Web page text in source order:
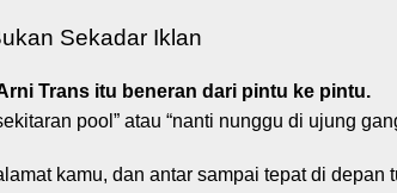
Sekadar Iklan
Trans itu beneran dari pintu ke pintu.
pool” atau “nanti nunggu di ujung
kamu, dan antar sampai tepat di depan